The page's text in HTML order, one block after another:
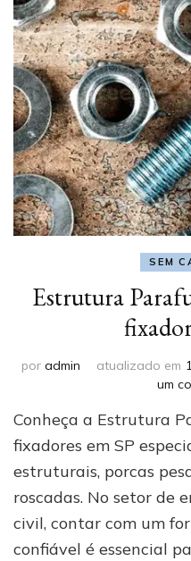
SEM
Estrutura
por admin atualizado em
um
Conheça a Estrutura
fixadores em SP
estruturais, porcas
roscadas. No setor de
civil, contar com um
confiável é essencial